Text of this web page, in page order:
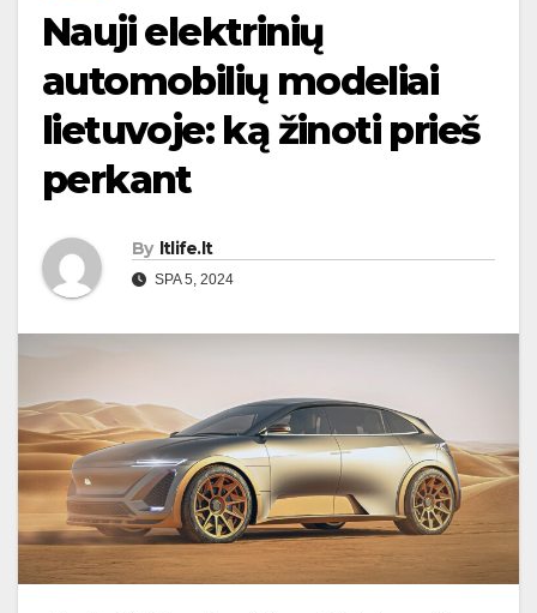
Nauji elektrinių
automobilių modeliai
lietuvoje: ką žinoti prieš
perkant
By ltlife.lt
SPA 5, 2024